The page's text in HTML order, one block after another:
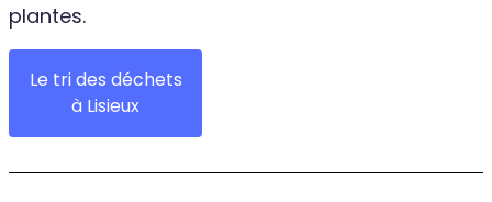
plantes.
Le tri des déchets
à Lisieux